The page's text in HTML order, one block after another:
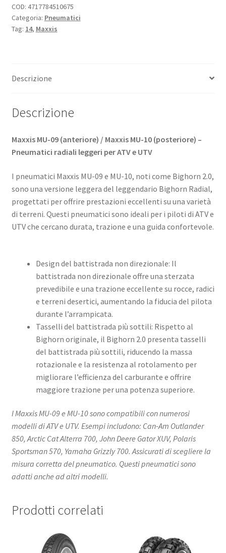
70M
MU-
10
quantità
COD: 4717784510675
Categoria: Pneumatici
Tag: 14, Maxxis
Descrizione
Descrizione
Maxxis MU-09 (anteriore) / Maxxis MU-10 (posteriore) –
Pneumatici radiali leggeri per ATV e UTV
I pneumatici Maxxis MU-09 e MU-10, noti come Bighorn 2.0,
sono una versione leggera del leggendario Bighorn Radial,
progettati per offrire prestazioni eccellenti su una varietà
di terreni. Questi pneumatici sono ideali per i piloti di ATV e
UTV che cercano durata, trazione e una guida confortevole.
Design del battistrada non direzionale: Il
battistrada non direzionale offre una sterzata
prevedibile e una trazione eccellente su rocce, radici
e terreni desertici, aumentando la fiducia del pilota
durante l’arrampicata. ​
Tasselli del battistrada più sottili: Rispetto al
Bighorn originale, il Bighorn 2.0 presenta tasselli
del battistrada più sottili, riducendo la massa
rotazionale e la resistenza al rotolamento per
migliorare l’efficienza del carburante e offrire
maggiore trazione per una potenza superiore. ​
I Maxxis MU-09 e MU-10 sono compatibili con numerosi
modelli di ATV e UTV. Esempi includono: Can-Am Outlander
850, Arctic Cat Alterra 700, John Deere Gator XUV, Polaris
Sportsman 570, Yamaha Grizzly 700. Assicurati di scegliere la
misura corretta del pneumatico. Questi pneumatici sono
adatti anche ad altri modelli.​
Prodotti correlati